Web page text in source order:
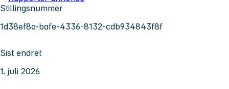
Stillingsnummer
1d38ef8a-bafe-4336-8132-cdb934843f8f
Sist endret
1. juli 2026